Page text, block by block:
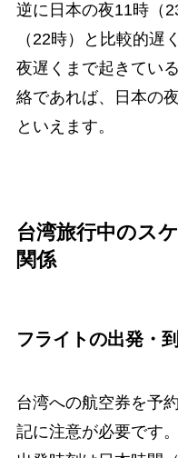
逆に日本の夜11時（
（22時）と比較的遅
夜遅くまで起きてい
絡であれば、日本の
といえます。
台湾旅行中のス
関係
フライトの出発・
台湾への航空券を予
記に注意が必要です。